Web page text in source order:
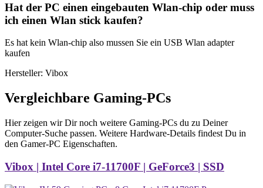
Hat der PC einen eingebauten Wlan-chip oder muss
ich einen Wlan stick kaufen?
Es hat kein Wlan-chip also mussen Sie ein USB Wlan adapter
kaufen
Hersteller: Vibox
Vergleichbare Gaming-PCs
Hier zeigen wir Dir noch weitere Gaming-PCs du zu Deiner
Computer-Suche passen. Weitere Hardware-Details findest Du in
den Gamer-PC Eigenschaften.
Vibox | Intel Core i7-11700F | GeForce3 | SSD